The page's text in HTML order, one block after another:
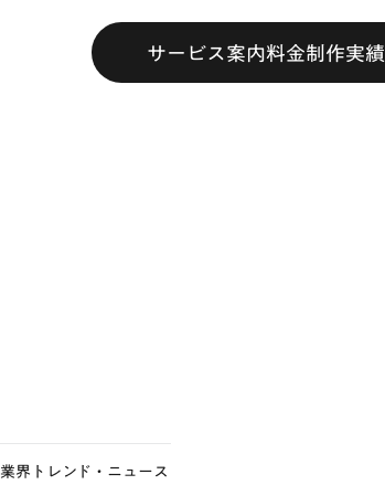
サービス案内料金制作実績
業界トレンド・ニュース